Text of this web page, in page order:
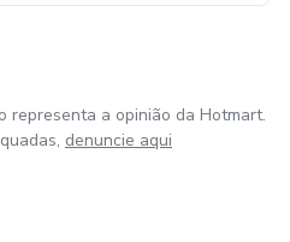
representa a opinião da Hotmart.
denuncie aqui